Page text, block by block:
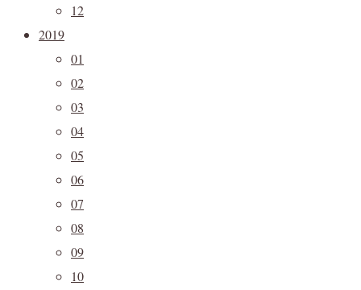
12
2019
01
02
03
04
05
06
07
08
09
10